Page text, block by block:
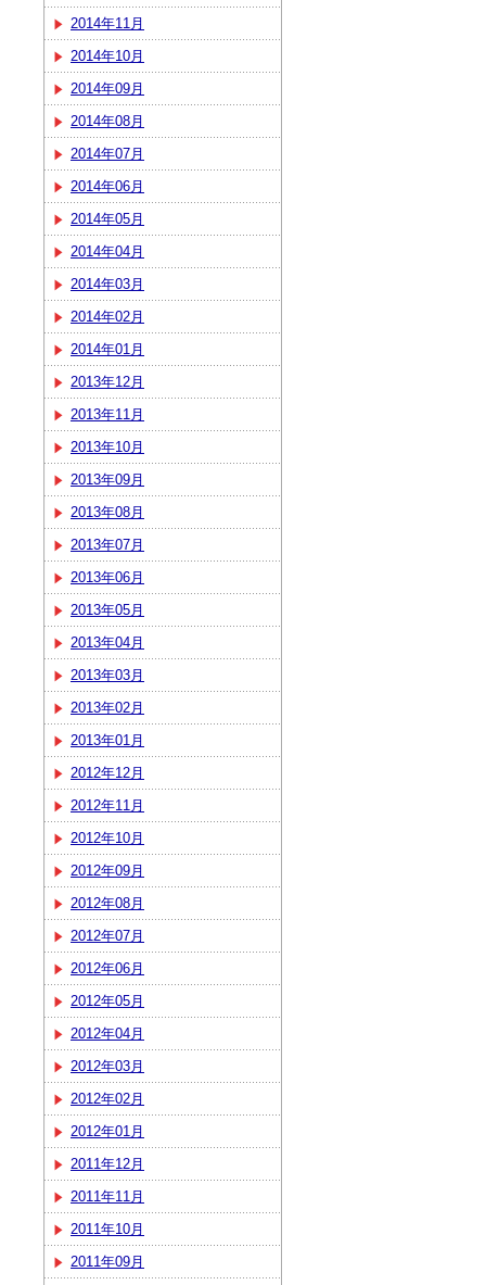
2014年11月
2014年10月
2014年09月
2014年08月
2014年07月
2014年06月
2014年05月
2014年04月
2014年03月
2014年02月
2014年01月
2013年12月
2013年11月
2013年10月
2013年09月
2013年08月
2013年07月
2013年06月
2013年05月
2013年04月
2013年03月
2013年02月
2013年01月
2012年12月
2012年11月
2012年10月
2012年09月
2012年08月
2012年07月
2012年06月
2012年05月
2012年04月
2012年03月
2012年02月
2012年01月
2011年12月
2011年11月
2011年10月
2011年09月